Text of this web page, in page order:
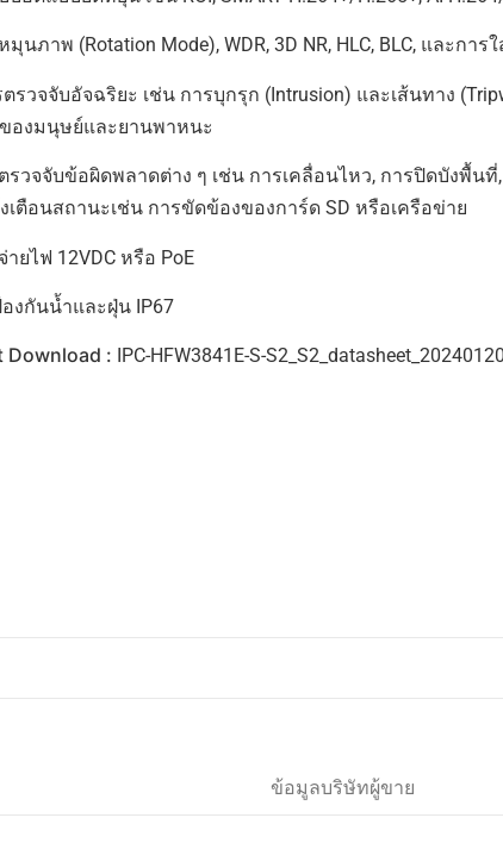
มุนภาพ (Rotation Mode), WDR, 3D NR, HLC, BLC, และกา
รวจจับอัจฉริยะ เช่น การบุกรุก (Intrusion) และเส้นทาง
องมนุษย์และยานพาหนะ
รวจจับข้อผิดพลาดต่าง ๆ เช่น การเคลื่อนไหว, การปิดบังพื้น
เตือนสถานะเช่น การขัดข้องของการ์ด SD หรือเครือข่าย
ายไฟ 12VDC หรือ PoE
งกันน้ำและฝุ่น IP67
Download : IPC-HFW3841E-S-
ข้อมูลบริษัทผู้ขาย